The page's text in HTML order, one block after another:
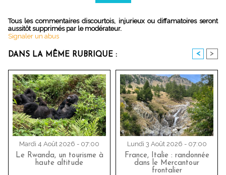
Tous les commentaires discourtois, injurieux ou diffamatoires seront
aussitôt supprimés par le modérateur.
Signaler un abus
DANS LA MÊME RUBRIQUE : < >
Mardi 4 Août 2026 - 07:00
Le Rwanda, un tourisme à
haute altitude
Lundi 3 Août 2026 - 07:00
France, Italie : randonnée
dans le Mercantour
frontalier